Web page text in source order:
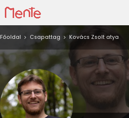
Főoldal Csapattag Kovács Zsolt atya